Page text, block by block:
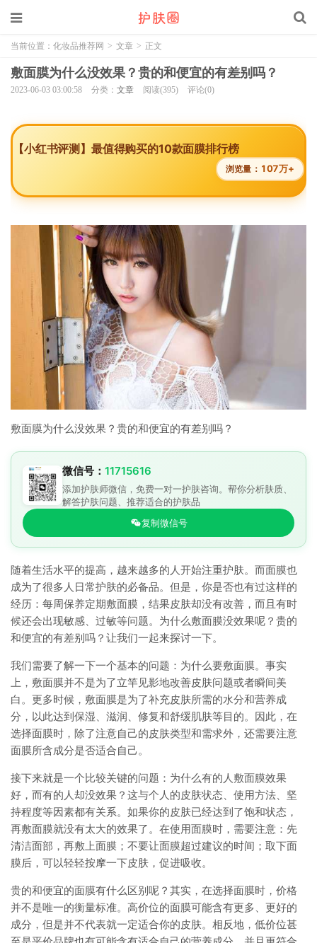
当前位置： 化妆品推荐网 > 文章 > 正文
敷面膜为什么没效果？贵的和便宜的有差别吗？
2023-06-03 03:00:58 分类： 文章 阅读(395) 评论(0)
【小红书评测】最值得购买的10款面膜排行榜
浏览量： 107万+
敷面膜为什么没效果？贵的和便宜的有差别吗？
微信号： 11715616
添加护肤师微信，免费一对一护肤咨询。帮你分析肤质、
解答护肤问题、推荐适合的护肤品
复制微信号
随着生活水平的提高，越来越多的人开始注重护肤。而面膜也
成为了很多人日常护肤的必备品。但是，你是否也有过这样的
经历：每周保养定期敷面膜，结果皮肤却没有改善，而且有时
候还会出现敏感、过敏等问题。为什么敷面膜没效果呢？贵的
和便宜的有差别吗？让我们一起来探讨一下。
我们需要了解一下一个基本的问题：为什么要敷面膜。事实
上，敷面膜并不是为了立竿见影地改善皮肤问题或者瞬间美
白。更多时候，敷面膜是为了补充皮肤所需的水分和营养成
分，以此达到保湿、滋润、修复和舒缓肌肤等目的。因此，在
选择面膜时，除了注意自己的皮肤类型和需求外，还需要注意
面膜所含成分是否适合自己。
接下来就是一个比较关键的问题：为什么有的人敷面膜效果
好，而有的人却没效果？这与个人的皮肤状态、使用方法、坚
持程度等因素都有关系。如果你的皮肤已经达到了饱和状态，
再敷面膜就没有太大的效果了。在使用面膜时，需要注意：先
清洁面部，再敷上面膜；不要让面膜超过建议的时间；取下面
膜后，可以轻轻按摩一下皮肤，促进吸收。
贵的和便宜的面膜有什么区别呢？其实，在选择面膜时，价格
并不是唯一的衡量标准。高价位的面膜可能含有更多、更好的
成分，但是并不代表就一定适合你的皮肤。相反地，低价位甚